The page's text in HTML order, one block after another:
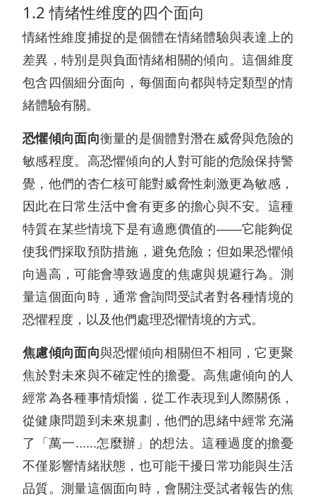
1.2 情绪性维度的四个面向
情緒性維度捕捉的是個體在情緒體驗與表達上的
差異，特別是與負面情緒相關的傾向。這個維度
包含四個細分面向，每個面向都與特定類型的情
緒體驗有關。
恐懼傾向面向衡量的是個體對潛在威脅與危險的
敏感程度。高恐懼傾向的人對可能的危險保持警
覺，他們的杏仁核可能對威脅性刺激更為敏感，
因此在日常生活中會有更多的擔心與不安。這種
特質在某些情境下是有適應價值的——它能夠促
使我們採取預防措施，避免危險；但如果恐懼傾
向過高，可能會導致過度的焦慮與規避行為。測
量這個面向時，通常會詢問受試者對各種情境的
恐懼程度，以及他們處理恐懼情境的方式。
焦慮傾向面向與恐懼傾向相關但不相同，它更聚
焦於對未來與不確定性的擔憂。高焦慮傾向的人
經常為各種事情煩惱，從工作表現到人際關係，
從健康問題到未來規劃，他們的思緒中經常充滿
了「萬一......怎麼辦」的想法。這種過度的擔憂
不僅影響情緒狀態，也可能干擾日常功能與生活
品質。測量這個面向時，會關注受試者報告的焦